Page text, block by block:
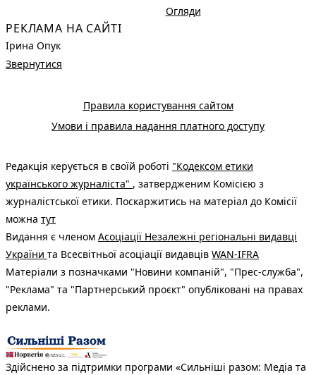
РЕКЛАМА НА САЙТІ
Ірина Опук
Звернутися
Огляди
Правила користування сайтом
Умови і правила надання платного доступу
Редакція керується в своїй роботі "Кодексом етики
українського журналіста" , затвердженим Комісією з
журналістської етики. Поскаржитись на матеріал до Комісії
можна тут
Видання є членом Асоціації Незалежні регіональні видавці
України та Всесвітньої асоціації видавців WAN-IFRA
Матеріали з позначками "Новини компаній", "Прес-служба",
"Реклама" та "Партнерський проєкт" опубліковані на правах
реклами.
Здійснено за підтримки програми «Сильніші разом: Медіа та